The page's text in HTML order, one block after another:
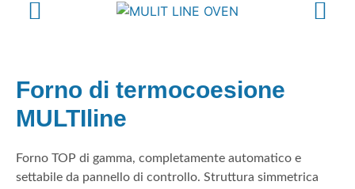
Forno di termocoesione
MULTIline
Forno TOP di gamma, completamente automatico e
settabile da pannello di controllo. Struttura simmetrica